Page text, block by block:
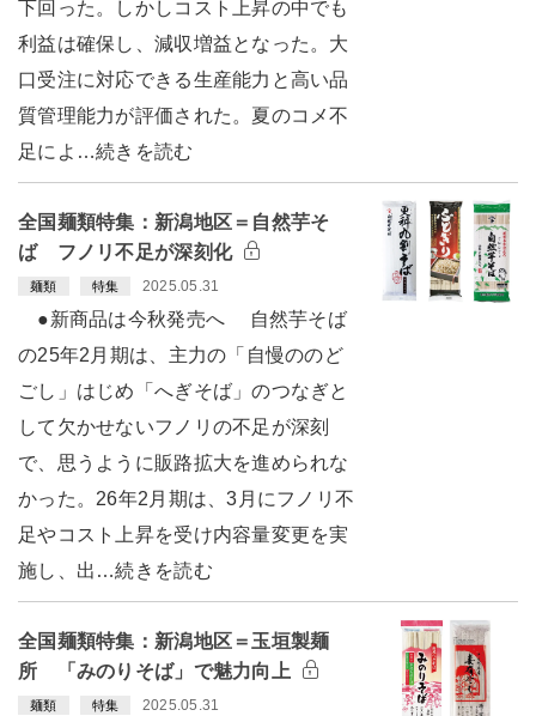
下回った。しかしコスト上昇の中でも
利益は確保し、減収増益となった。大
口受注に対応できる生産能力と高い品
質管理能力が評価された。夏のコメ不
足によ…続きを読む
全国麺類特集：新潟地区＝自然芋そ
ば フノリ不足が深刻化
麺類 特集 2025.05.31
●新商品は今秋発売へ 自然芋そば
の25年2月期は、主力の「自慢ののど
ごし」はじめ「へぎそば」のつなぎと
して欠かせないフノリの不足が深刻
で、思うように販路拡大を進められな
かった。26年2月期は、3月にフノリ不
足やコスト上昇を受け内容量変更を実
施し、出…続きを読む
全国麺類特集：新潟地区＝玉垣製麺
所 「みのりそば」で魅力向上
麺類 特集 2025.05.31